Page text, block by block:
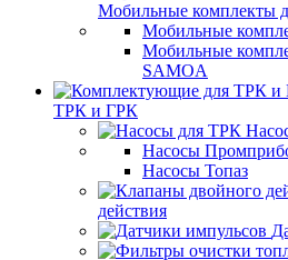
Мобильные комплекты
Мобильные
Мобильные
SAMOA
ТРК и ГРК
Насосы
Насосы Топаз
действия